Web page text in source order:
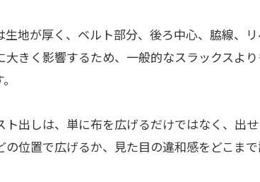
生地が厚く、ベルト部分、後ろ中心、脇線、
大きく影響するため、一般的なスラックスよ
ト出しは、単に布を広げるだけではなく、出
の位置で広げるか、見た目の違和感をどこま